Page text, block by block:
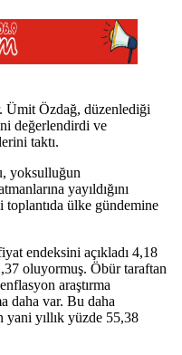
Ümit Özdağ, düzenlediği
değerlendirdi ve
taktı.
yoksulluğun
yayıldığını
ülke gündemine
endeksini açıkladı 4,18
oluyormuş. Öbür taraftan
araştırma
daha var. Bu daha
yani yıllık yüzde 55,38